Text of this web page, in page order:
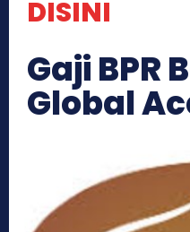
DISINI
Gaji BPR
Global